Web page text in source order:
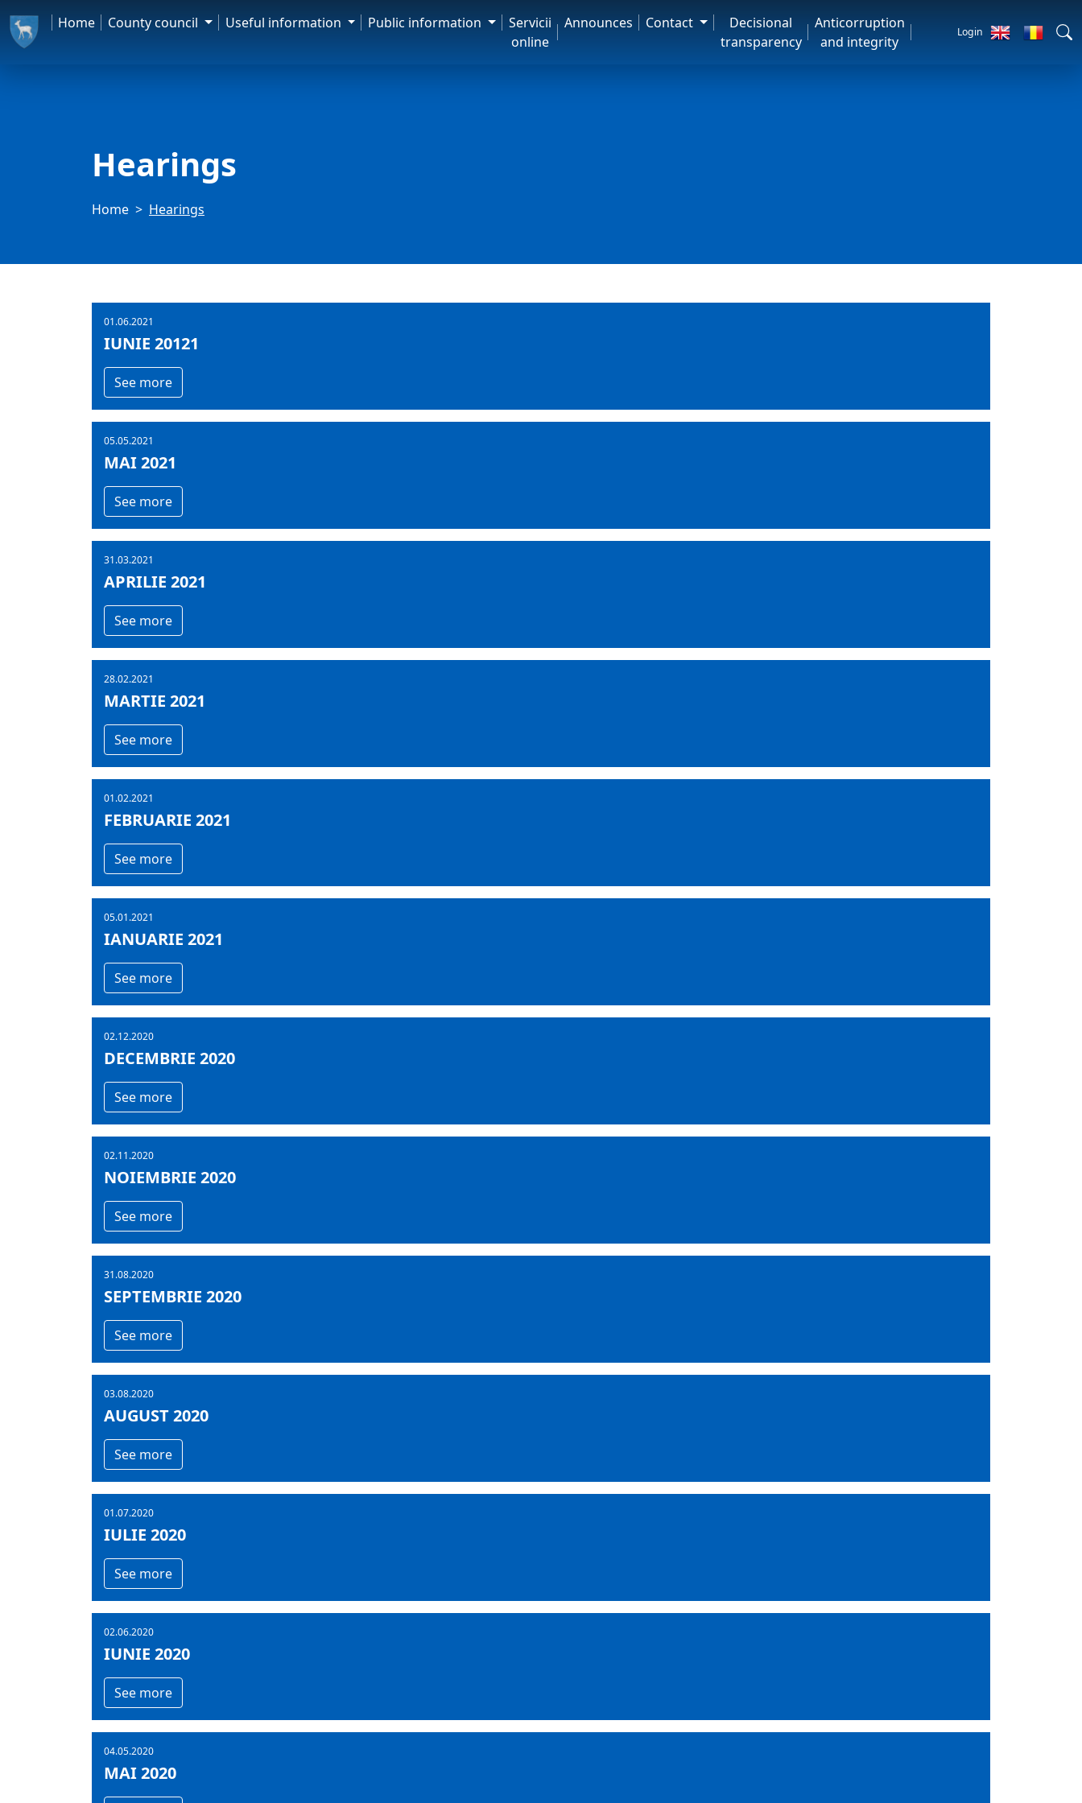
Home County council Useful information Public information
Servicii
online
Announces Contact
Decisional
transparency
Anticorruption
and integrity
Login
Hearings
Home Hearings
01.06.2021
IUNIE 20121
See more
05.05.2021
MAI 2021
See more
31.03.2021
APRILIE 2021
See more
28.02.2021
MARTIE 2021
See more
01.02.2021
FEBRUARIE 2021
See more
05.01.2021
IANUARIE 2021
See more
02.12.2020
DECEMBRIE 2020
See more
02.11.2020
NOIEMBRIE 2020
See more
31.08.2020
SEPTEMBRIE 2020
See more
03.08.2020
AUGUST 2020
See more
01.07.2020
IULIE 2020
See more
02.06.2020
IUNIE 2020
See more
04.05.2020
MAI 2020